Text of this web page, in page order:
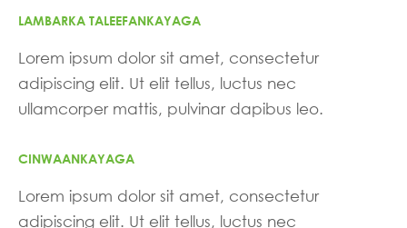
LAMBARKA TALEEFANKAYAGA
Lorem ipsum dolor sit amet, consectetur
adipiscing elit. Ut elit tellus, luctus nec
ullamcorper mattis, pulvinar dapibus leo.
CINWAANKAYAGA
Lorem ipsum dolor sit amet, consectetur
adipiscing elit. Ut elit tellus, luctus nec